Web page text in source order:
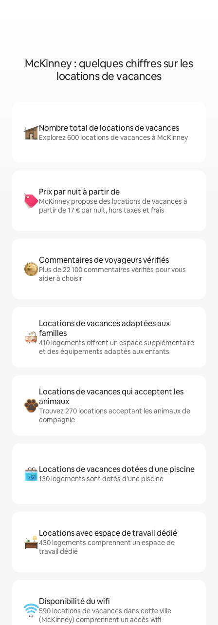
McKinney : quelques chiffres sur les
locations de vacances
Nombre total de locations de vacances
Explorez 600 locations de vacances à McKinney
Prix par nuit à partir de
McKinney propose des locations de vacances à
partir de 17 € par nuit, hors taxes et frais
Commentaires de voyageurs vérifiés
Plus de 22 100 commentaires vérifiés pour vous
aider à choisir
Locations de vacances adaptées aux
familles
410 logements offrent un espace supplémentaire
et des équipements adaptés aux enfants
Locations de vacances qui acceptent les
animaux
Trouvez 270 locations acceptant les animaux de
compagnie
Locations de vacances dotées d'une piscine
130 logements sont dotés d'une piscine
Locations avec espace de travail dédié
430 logements comprennent un espace de
travail dédié
Disponibilité du wifi
590 locations de vacances dans cette ville
(McKinney) comprennent un accès wifi